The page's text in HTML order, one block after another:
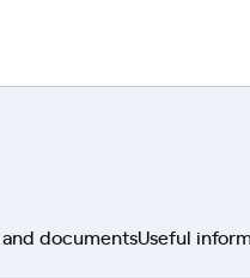
and documentsUseful